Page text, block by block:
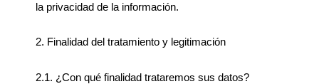
la privacidad de la información.
2. Finalidad del tratamiento y legitimación
2.1. ¿Con qué finalidad trataremos sus datos?